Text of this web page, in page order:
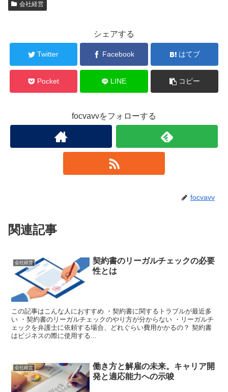
会社経営
シェアする
Twitter Facebook はてブ
Pocket LINE コピー
focvavvをフォローする
focvavv
関連記事
会社経営
契約書のリーガルチェックの必要
性とは
この記事はこんな人におすすめ ・契約書に関するトラブルが最近多
い ・契約書のリーガルチェックのやり方が分からない ・リーガルチ
ェックを弁護士に依頼する場合、どれぐらい費用かかるの？ 契約書
はビジネスの際に使用する...
会社経営
働き方と解雇の未来。キャリア開
発と適応能力への示唆